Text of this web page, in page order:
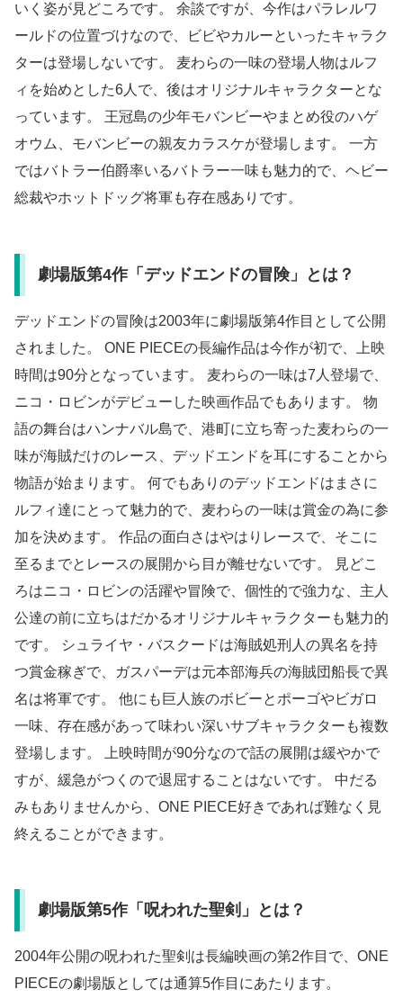
いく姿が見どころです。 余談ですが、今作はパラレルワ
ールドの位置づけなので、ビビやカルーといったキャラク
ターは登場しないです。 麦わらの一味の登場人物はルフ
ィを始めとした6人で、後はオリジナルキャラクターとな
っています。 王冠島の少年モバンビーやまとめ役のハゲ
オウム、モバンビーの親友カラスケが登場します。 一方
ではバトラー伯爵率いるバトラー一味も魅力的で、ヘビー
総裁やホットドッグ将軍も存在感ありです。
劇場版第4作「デッドエンドの冒険」とは？
デッドエンドの冒険は2003年に劇場版第4作目として公開
されました。 ONE PIECEの長編作品は今作が初で、上映
時間は90分となっています。 麦わらの一味は7人登場で、
ニコ・ロビンがデビューした映画作品でもあります。 物
語の舞台はハンナバル島で、港町に立ち寄った麦わらの一
味が海賊だけのレース、デッドエンドを耳にすることから
物語が始まります。 何でもありのデッドエンドはまさに
ルフィ達にとって魅力的で、麦わらの一味は賞金の為に参
加を決めます。 作品の面白さはやはりレースで、そこに
至るまでとレースの展開から目が離せないです。 見どこ
ろはニコ・ロビンの活躍や冒険で、個性的で強力な、主人
公達の前に立ちはだかるオリジナルキャラクターも魅力的
です。 シュライヤ・バスクードは海賊処刑人の異名を持
つ賞金稼ぎで、ガスパーデは元本部海兵の海賊団船長で異
名は将軍です。 他にも巨人族のボビーとポーゴやビガロ
一味、存在感があって味わい深いサブキャラクターも複数
登場します。 上映時間が90分なので話の展開は緩やかで
すが、緩急がつくので退屈することはないです。 中だる
みもありませんから、ONE PIECE好きであれば難なく見
終えることができます。
劇場版第5作「呪われた聖剣」とは？
2004年公開の呪われた聖剣は長編映画の第2作目で、ONE
PIECEの劇場版としては通算5作目にあたります。